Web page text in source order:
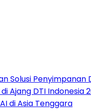
Solusi
Ajang DTI Indonesia
di Asia Tenggara